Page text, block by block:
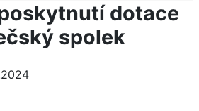
dotace
spolek